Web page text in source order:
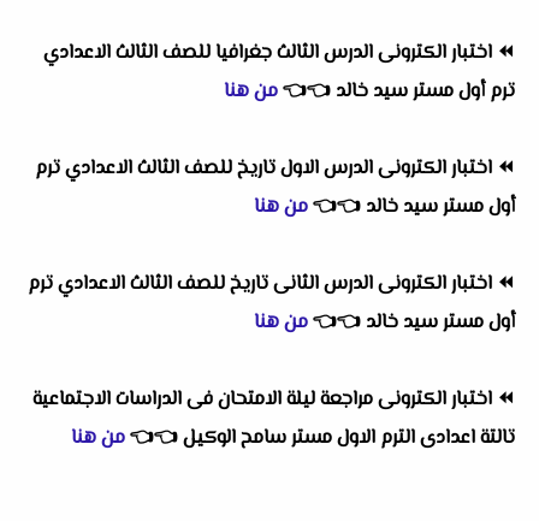
⏪ اختبار الكترونى الدرس الثالث جغرافيا للصف الثالث الاعدادي
ترم أول مستر سيد خالد 👈
👈من هنا
⏪ اختبار الكترونى الدرس الاول تاريخ للصف الثالث الاعدادي ترم
أول مستر سيد خالد 👈
👈من هنا
⏪ اختبار الكترونى الدرس الثانى تاريخ للصف الثالث الاعدادي ترم
أول مستر سيد خالد 👈
👈من هنا
⏪ اختبار الكترونى مراجعة ليلة الامتحان فى الدراسات الاجتماعية
تالتة اعدادى الترم الاول مستر سامح الوكيل👈
👈من هنا